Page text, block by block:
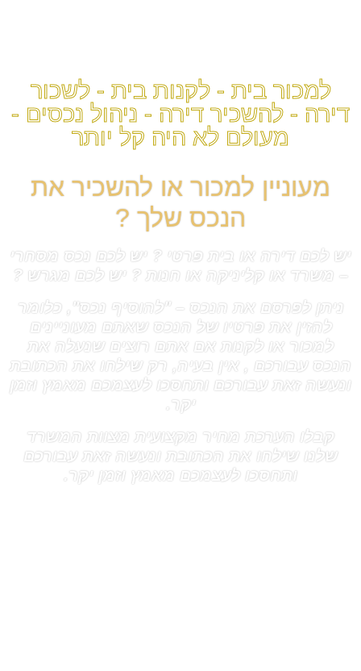
למכור בית - לקנות בית - לשכור
דירה - להשכיר דירה - ניהול נכסים -
מעולם לא היה קל יותר
מעוניין למכור או להשכיר את
הנכס שלך ?
יש לכם דירה או בית פרטי ? יש לכם נכס מסחרי
– משרד או קליניקה או חנות ? יש לכם מגרש ?
ניתן לפרסם את הנכס – "להוסיף נכס", כלומר
להזין את פרטיו של הנכס שאתם מעוניינים
למכור או לקנות אם אתם רוצים שנעלה את
הנכס עבורכם , אין בעיה, רק שילחו את הכתובת
ונעשה זאת עבורכם ותחסכו לעצמכם מאמץ וזמן
יקר.
קבלו הערכת מחיר מקצועית מצוות המשרד
שלנו שילחו את הכתובת ונעשה זאת עבורכם
ותחסכו לעצמכם מאמץ וזמן יקר.